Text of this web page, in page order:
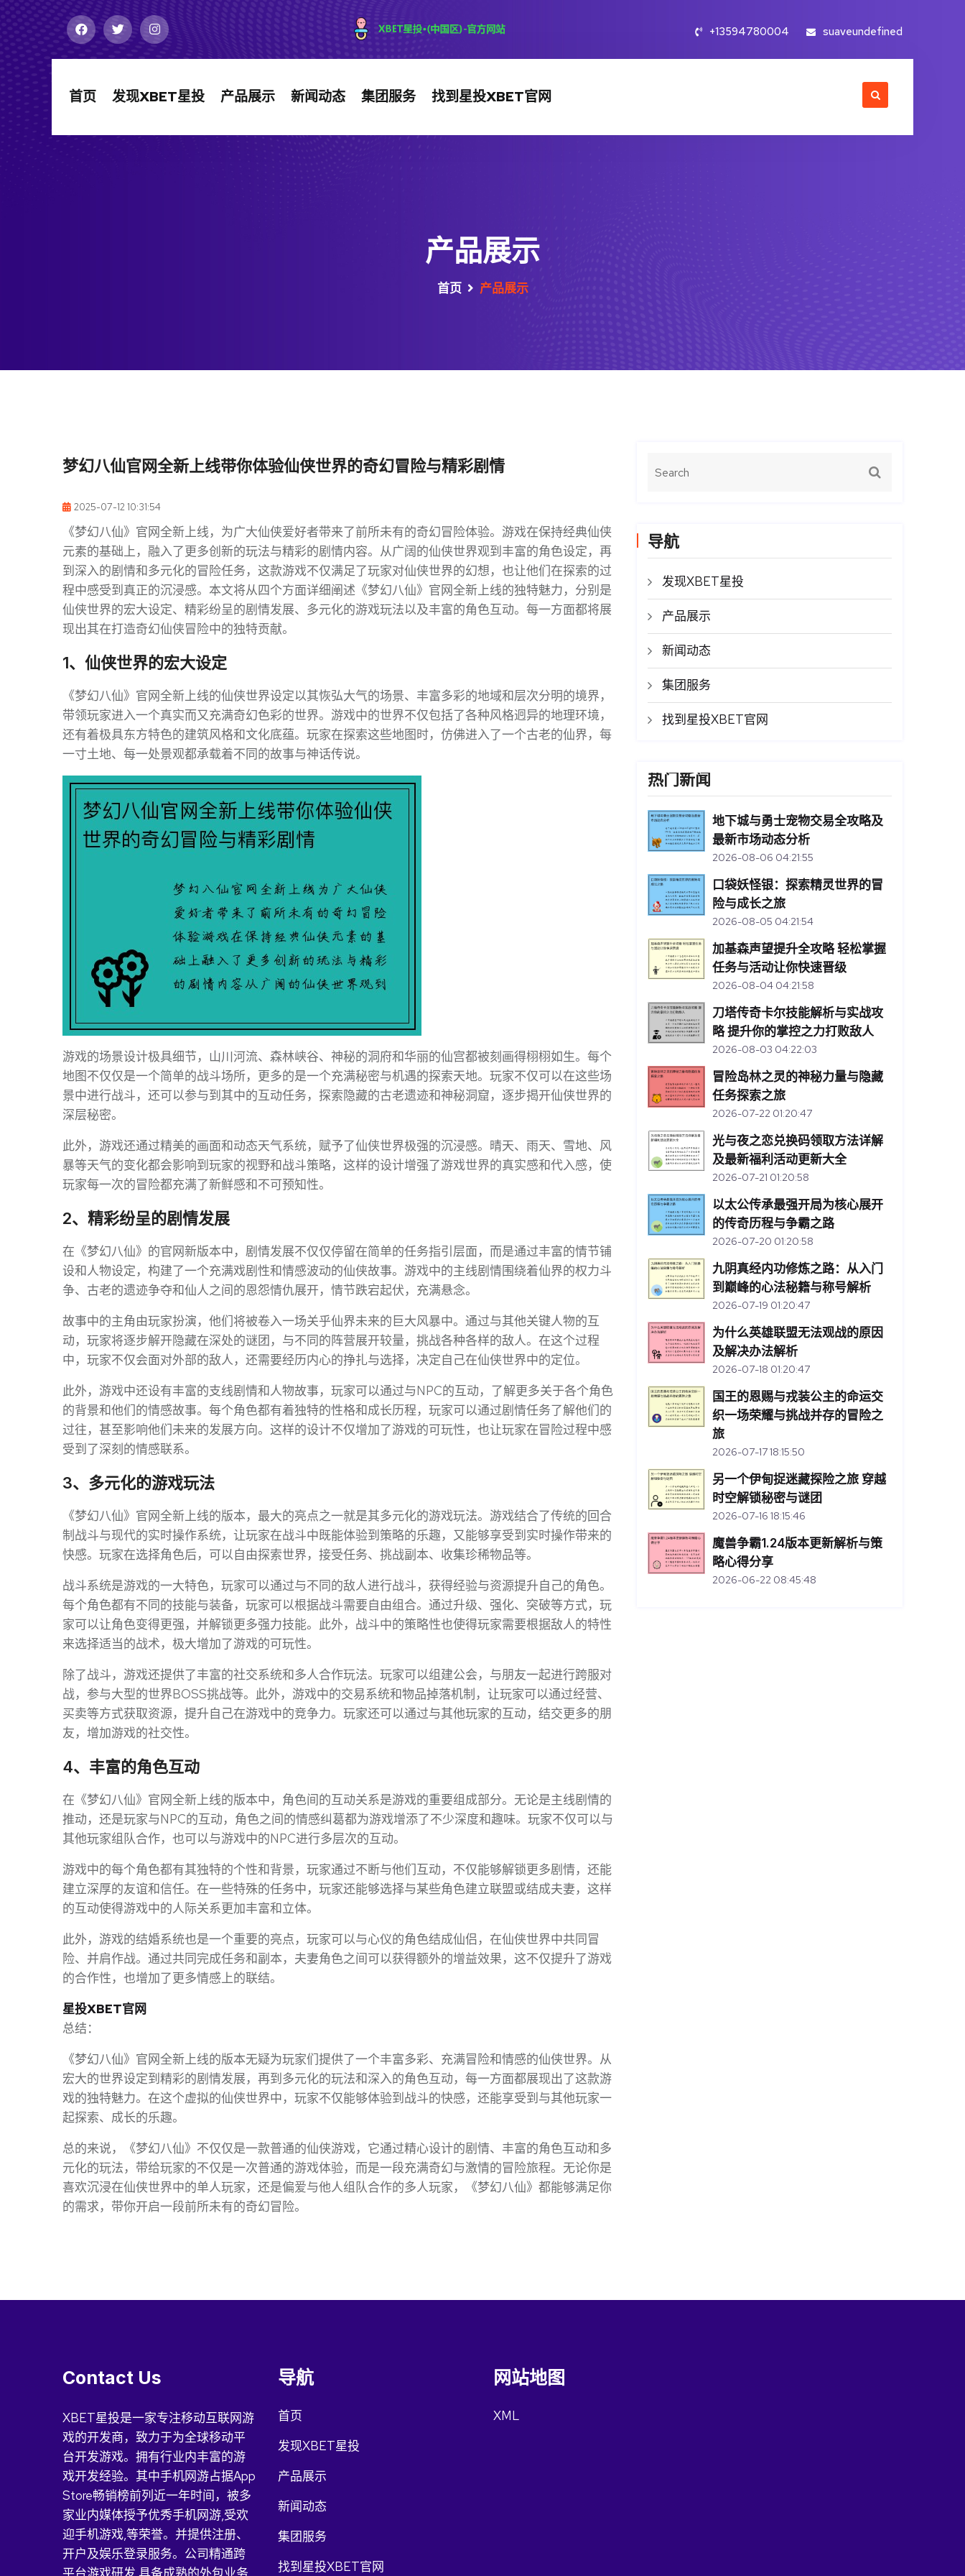
+13594780004 suaveundefined
首页 发现XBET星投 产品展示 新闻动态 集团服务 找到星投XBET官网
产品展示
首页 产品展示
梦幻八仙官网全新上线带你体验仙侠世界的奇幻冒险与精彩剧情
2025-07-12 10:31:54
《梦幻八仙》官网全新上线，为广大仙侠爱好者带来了前所未有的奇幻冒险体验。游戏在保持经典仙侠
元素的基础上，融入了更多创新的玩法与精彩的剧情内容。从广阔的仙侠世界观到丰富的角色设定，再
到深入的剧情和多元化的冒险任务，这款游戏不仅满足了玩家对仙侠世界的幻想，也让他们在探索的过
程中感受到真正的沉浸感。本文将从四个方面详细阐述《梦幻八仙》官网全新上线的独特魅力，分别是
仙侠世界的宏大设定、精彩纷呈的剧情发展、多元化的游戏玩法以及丰富的角色互动。每一方面都将展
现出其在打造奇幻仙侠冒险中的独特贡献。
1、仙侠世界的宏大设定
《梦幻八仙》官网全新上线的仙侠世界设定以其恢弘大气的场景、丰富多彩的地域和层次分明的境界，
带领玩家进入一个真实而又充满奇幻色彩的世界。游戏中的世界不仅包括了各种风格迥异的地理环境，
还有着极具东方特色的建筑风格和文化底蕴。玩家在探索这些地图时，仿佛进入了一个古老的仙界，每
一寸土地、每一处景观都承载着不同的故事与神话传说。
游戏的场景设计极具细节，山川河流、森林峡谷、神秘的洞府和华丽的仙宫都被刻画得栩栩如生。每个
地图不仅仅是一个简单的战斗场所，更多的是一个充满秘密与机遇的探索天地。玩家不仅可以在这些场
景中进行战斗，还可以参与到其中的互动任务，探索隐藏的古老遗迹和神秘洞窟，逐步揭开仙侠世界的
深层秘密。
此外，游戏还通过精美的画面和动态天气系统，赋予了仙侠世界极强的沉浸感。晴天、雨天、雪地、风
暴等天气的变化都会影响到玩家的视野和战斗策略，这样的设计增强了游戏世界的真实感和代入感，使
玩家每一次的冒险都充满了新鲜感和不可预知性。
2、精彩纷呈的剧情发展
在《梦幻八仙》的官网新版本中，剧情发展不仅仅停留在简单的任务指引层面，而是通过丰富的情节铺
设和人物设定，构建了一个充满戏剧性和情感波动的仙侠故事。游戏中的主线剧情围绕着仙界的权力斗
争、古老的遗迹争夺和仙人之间的恩怨情仇展开，情节跌宕起伏，充满悬念。
故事中的主角由玩家扮演，他们将被卷入一场关乎仙界未来的巨大风暴中。通过与其他关键人物的互
动，玩家将逐步解开隐藏在深处的谜团，与不同的阵营展开较量，挑战各种各样的敌人。在这个过程
中，玩家不仅会面对外部的敌人，还需要经历内心的挣扎与选择，决定自己在仙侠世界中的定位。
此外，游戏中还设有丰富的支线剧情和人物故事，玩家可以通过与NPC的互动，了解更多关于各个角色
的背景和他们的情感故事。每个角色都有着独特的性格和成长历程，玩家可以通过剧情任务了解他们的
过往，甚至影响他们未来的发展方向。这样的设计不仅增加了游戏的可玩性，也让玩家在冒险过程中感
受到了深刻的情感联系。
3、多元化的游戏玩法
《梦幻八仙》官网全新上线的版本，最大的亮点之一就是其多元化的游戏玩法。游戏结合了传统的回合
制战斗与现代的实时操作系统，让玩家在战斗中既能体验到策略的乐趣，又能够享受到实时操作带来的
快感。玩家在选择角色后，可以自由探索世界，接受任务、挑战副本、收集珍稀物品等。
战斗系统是游戏的一大特色，玩家可以通过与不同的敌人进行战斗，获得经验与资源提升自己的角色。
每个角色都有不同的技能与装备，玩家可以根据战斗需要自由组合。通过升级、强化、突破等方式，玩
家可以让角色变得更强，并解锁更多强力技能。此外，战斗中的策略性也使得玩家需要根据敌人的特性
来选择适当的战术，极大增加了游戏的可玩性。
除了战斗，游戏还提供了丰富的社交系统和多人合作玩法。玩家可以组建公会，与朋友一起进行跨服对
战，参与大型的世界BOSS挑战等。此外，游戏中的交易系统和物品掉落机制，让玩家可以通过经营、
买卖等方式获取资源，提升自己在游戏中的竞争力。玩家还可以通过与其他玩家的互动，结交更多的朋
友，增加游戏的社交性。
4、丰富的角色互动
在《梦幻八仙》官网全新上线的版本中，角色间的互动关系是游戏的重要组成部分。无论是主线剧情的
推动，还是玩家与NPC的互动，角色之间的情感纠葛都为游戏增添了不少深度和趣味。玩家不仅可以与
其他玩家组队合作，也可以与游戏中的NPC进行多层次的互动。
游戏中的每个角色都有其独特的个性和背景，玩家通过不断与他们互动，不仅能够解锁更多剧情，还能
建立深厚的友谊和信任。在一些特殊的任务中，玩家还能够选择与某些角色建立联盟或结成夫妻，这样
的互动使得游戏中的人际关系更加丰富和立体。
此外，游戏的结婚系统也是一个重要的亮点，玩家可以与心仪的角色结成仙侣，在仙侠世界中共同冒
险、并肩作战。通过共同完成任务和副本，夫妻角色之间可以获得额外的增益效果，这不仅提升了游戏
的合作性，也增加了更多情感上的联结。
星投XBET官网
总结：
《梦幻八仙》官网全新上线的版本无疑为玩家们提供了一个丰富多彩、充满冒险和情感的仙侠世界。从
宏大的世界设定到精彩的剧情发展，再到多元化的玩法和深入的角色互动，每一方面都展现出了这款游
戏的独特魅力。在这个虚拟的仙侠世界中，玩家不仅能够体验到战斗的快感，还能享受到与其他玩家一
起探索、成长的乐趣。
总的来说，《梦幻八仙》不仅仅是一款普通的仙侠游戏，它通过精心设计的剧情、丰富的角色互动和多
元化的玩法，带给玩家的不仅是一次普通的游戏体验，而是一段充满奇幻与激情的冒险旅程。无论你是
喜欢沉浸在仙侠世界中的单人玩家，还是偏爱与他人组队合作的多人玩家，《梦幻八仙》都能够满足你
的需求，带你开启一段前所未有的奇幻冒险。
导航
发现XBET星投
产品展示
新闻动态
集团服务
找到星投XBET官网
热门新闻
地下城与勇士宠物交易全攻略及
最新市场动态分析
2026-08-06 04:21:55
口袋妖怪银：探索精灵世界的冒
险与成长之旅
2026-08-05 04:21:54
加基森声望提升全攻略 轻松掌握
任务与活动让你快速晋级
2026-08-04 04:21:58
刀塔传奇卡尔技能解析与实战攻
略 提升你的掌控之力打败敌人
2026-08-03 04:22:03
冒险岛林之灵的神秘力量与隐藏
任务探索之旅
2026-07-22 01:20:47
光与夜之恋兑换码领取方法详解
及最新福利活动更新大全
2026-07-21 01:20:58
以太公传承最强开局为核心展开
的传奇历程与争霸之路
2026-07-20 01:20:58
九阴真经内功修炼之路：从入门
到巅峰的心法秘籍与称号解析
2026-07-19 01:20:47
为什么英雄联盟无法观战的原因
及解决办法解析
2026-07-18 01:20:47
国王的恩赐与戎装公主的命运交
织一场荣耀与挑战并存的冒险之
旅
2026-07-17 18:15:50
另一个伊甸捉迷藏探险之旅 穿越
时空解锁秘密与谜团
2026-07-16 18:15:46
魔兽争霸1.24版本更新解析与策
略心得分享
2026-06-22 08:45:48
Contact Us
XBET星投是一家专注移动互联网游
戏的开发商，致力于为全球移动平
台开发游戏。拥有行业内丰富的游
戏开发经验。其中手机网游占据App
Store畅销榜前列近一年时间，被多
家业内媒体授予优秀手机网游,受欢
迎手机游戏,等荣誉。并提供注册、
开户及娱乐登录服务。公司精通跨
导航
首页
发现XBET星投
产品展示
新闻动态
集团服务
找到星投XBET官网
网站地图
XML